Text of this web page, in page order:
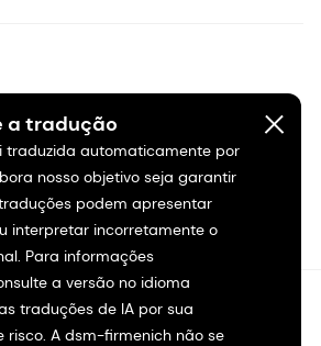
a tradução
traduzida automaticamente por
nosso objetivo seja garantir
podem apresentar
interpretar incorretamente o
Para informações
a versão no idioma
traduções de IA por sua
risco. A dsm-firmenich não se
Todos os direitos reservados.